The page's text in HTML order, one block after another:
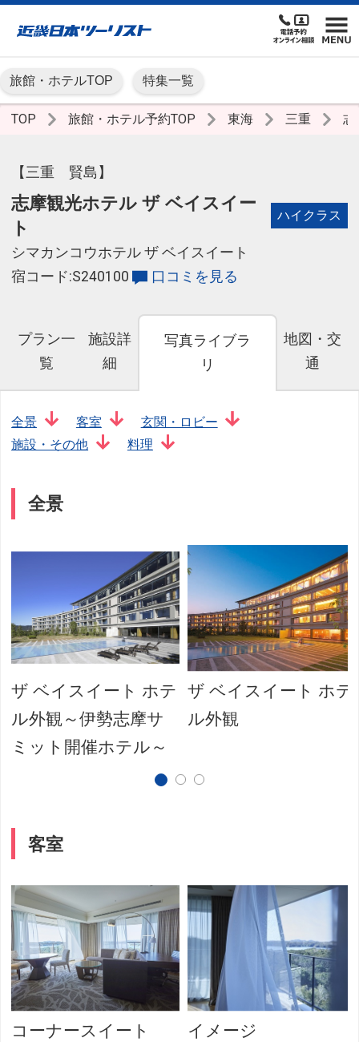
旅館・ホテルTOP 特集一覧
TOP 旅館・ホテル予約TOP 東海 三重 志
【三重 賢島】
志摩観光ホテル ザ ベイスイー
ト
ハイクラス
シマカンコウホテル ザ ベイスイート
宿コード:S240100
口コミを見る
プラン一
覧
施設詳
細
写真ライブラ
リ
地図・交
通
全景 客室
玄関・ロビー
施設・その他
料理
全景
ザ ベイスイート ホテ
ル外観～伊勢志摩サ
ミット開催ホテル～
ザ ベイスイート ホテ
ル外観
客室
コーナースイート
イメージ